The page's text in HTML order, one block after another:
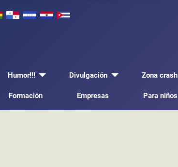
Humor!!! Divulgación Zona crash
Formación Empresas Para niños